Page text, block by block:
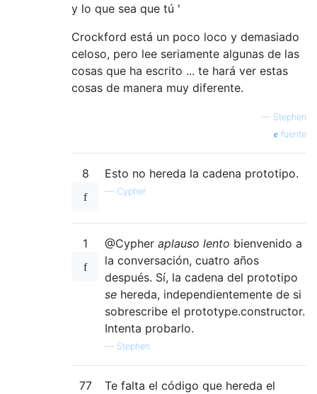
y lo que sea que tú '
Crockford está un poco loco y demasiado
celoso, pero lee seriamente algunas de las
cosas que ha escrito ... te hará ver estas
cosas de manera muy diferente.
— Stephen
fuente
8 Esto no hereda la cadena prototipo.
— Cypher
1 @Cypher aplauso lento bienvenido a
la conversación, cuatro años
después. Sí, la cadena del prototipo
se hereda, independientemente de si
sobrescribe el prototype.constructor.
Intenta probarlo.
— Stephen
77
Te falta el código que hereda el